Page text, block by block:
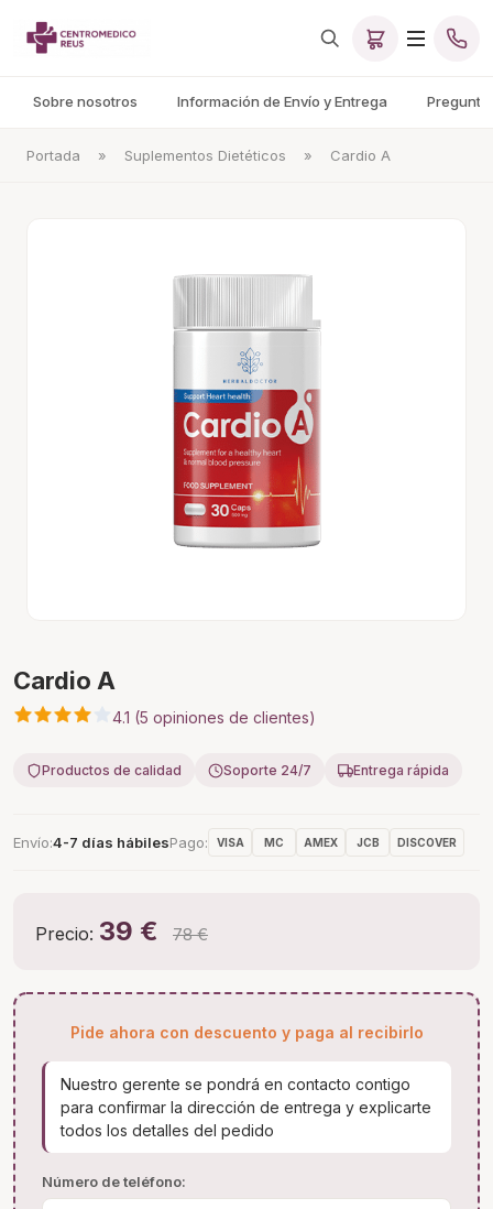
Sobre nosotros Información de Envío y Entrega
Portada » Suplementos Dietéticos » Cardio A
Cardio A
4.1 (5 opiniones de clientes)
Productos de calidad Soporte 24/7 Entrega rápida
Envío 4-7 días hábilesPago VISA MC AMEX JCB DISCOVER
Precio: 39 € 78 €
Pide ahora con descuento y paga al recibirlo
Nuestro gerente se pondrá en contacto contigo
para confirmar la dirección de entrega y explicarte
todos los detalles del pedido
Número de teléfono: